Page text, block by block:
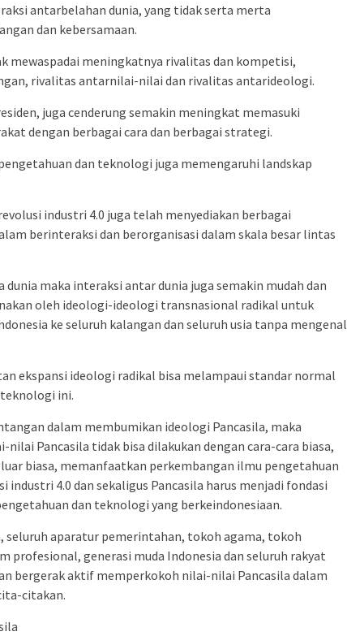
antarbelahan dunia, yang tidak serta merta
dan kebersamaan.
mewaspadai meningkatnya rivalitas dan kompetisi,
rivalitas antarnilai-nilai dan rivalitas antarideologi.
juga cenderung semakin meningkat memasuki
dengan berbagai cara dan berbagai strategi.
dan teknologi juga memengaruhi landskap
industri 4.0 juga telah menyediakan berbagai
berinteraksi dan berorganisasi dalam skala besar lintas
maka interaksi antar dunia juga semakin mudah dan
oleh ideologi-ideologi transnasional radikal untuk
ke seluruh kalangan dan seluruh usia tanpa mengenal
ekspansi ideologi radikal bisa melampaui standar normal
ini.
dalam membumikan ideologi Pancasila, maka
nilai Pancasila tidak bisa dilakukan dengan cara-cara biasa,
biasa, memanfaatkan perkembangan ilmu pengetahuan
4.0 dan sekaligus Pancasila harus menjadi fondasi
dan teknologi yang berkeindonesiaan.
seluruh aparatur pemerintahan, tokoh agama, tokoh
profesional, generasi muda Indonesia dan seluruh rakyat
bergerak aktif memperkokoh nilai-nilai Pancasila dalam
citakan.